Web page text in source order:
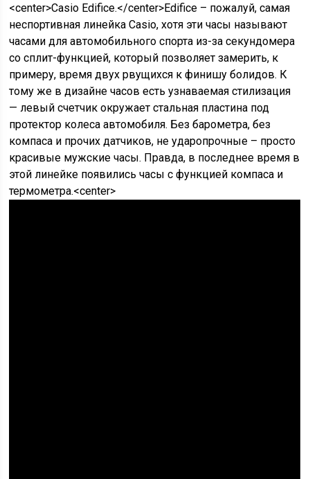
<center>Casio Edifice.</center>Edifice – пожалуй, самая
неспортивная линейка Casio, хотя эти часы называют
часами для автомобильного спорта из-за секундомера
со сплит-функцией, который позволяет замерить, к
примеру, время двух рвущихся к финишу болидов. К
тому же в дизайне часов есть узнаваемая стилизация
— левый счетчик окружает стальная пластина под
протектор колеса автомобиля. Без барометра, без
компаса и прочих датчиков, не ударопрочные – просто
красивые мужские часы. Правда, в последнее время в
этой линейке появились часы с функцией компаса и
термометра.<center>